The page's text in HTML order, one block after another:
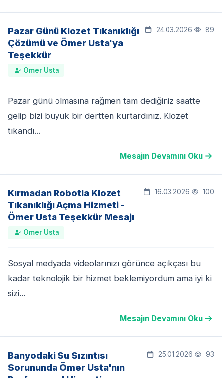
Pazar Günü Klozet Tıkanıklığı
Çözümü ve Ömer Usta'ya
Teşekkür
Omer Usta
24.03.2026 89
Pazar günü olmasına rağmen tam dediğiniz saatte
gelip bizi büyük bir dertten kurtardınız. Klozet
tıkandı...
Mesajın Devamını Oku
Kırmadan Robotla Klozet
Tıkanıklığı Açma Hizmeti -
Ömer Usta Teşekkür Mesajı
Omer Usta
16.03.2026 100
Sosyal medyada videolarınızı görünce açıkçası bu
kadar teknolojik bir hizmet beklemiyordum ama iyi ki
sizi...
Mesajın Devamını Oku
Banyodaki Su Sızıntısı
Sorununda Ömer Usta'nın
25.01.2026 93